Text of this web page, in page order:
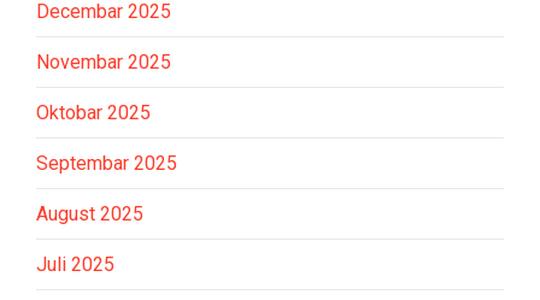
Decembar 2025
Novembar 2025
Oktobar 2025
Septembar 2025
August 2025
Juli 2025